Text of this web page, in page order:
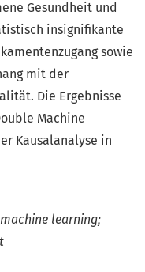
Gesundheit und
insignifikante
sowie
mit der
Die Ergebnisse
Machine
Kausalanalyse in
learning;